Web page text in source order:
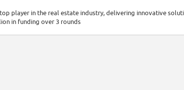
player in the real estate industry, delivering innovative
in funding over 3 rounds